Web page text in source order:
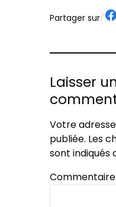
Partager sur/
Laisser
Votre
publiée. Les
sont indiqués
Commentaire